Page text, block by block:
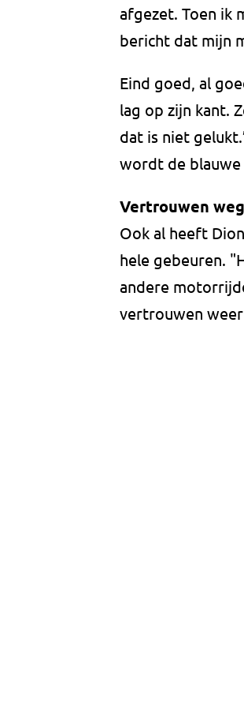
afgezet. Toen ik
bericht dat mijn
Eind goed, al
lag op zijn kant.
dat is niet
wordt de blauwe
Vertrouwen weg
Ook al heeft
hele gebeuren.
andere
vertrouwen